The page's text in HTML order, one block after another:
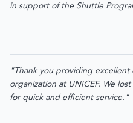
in support of the Shuttle
"Thank you providing
organization at UNICEF. We
for quick and efficient service."